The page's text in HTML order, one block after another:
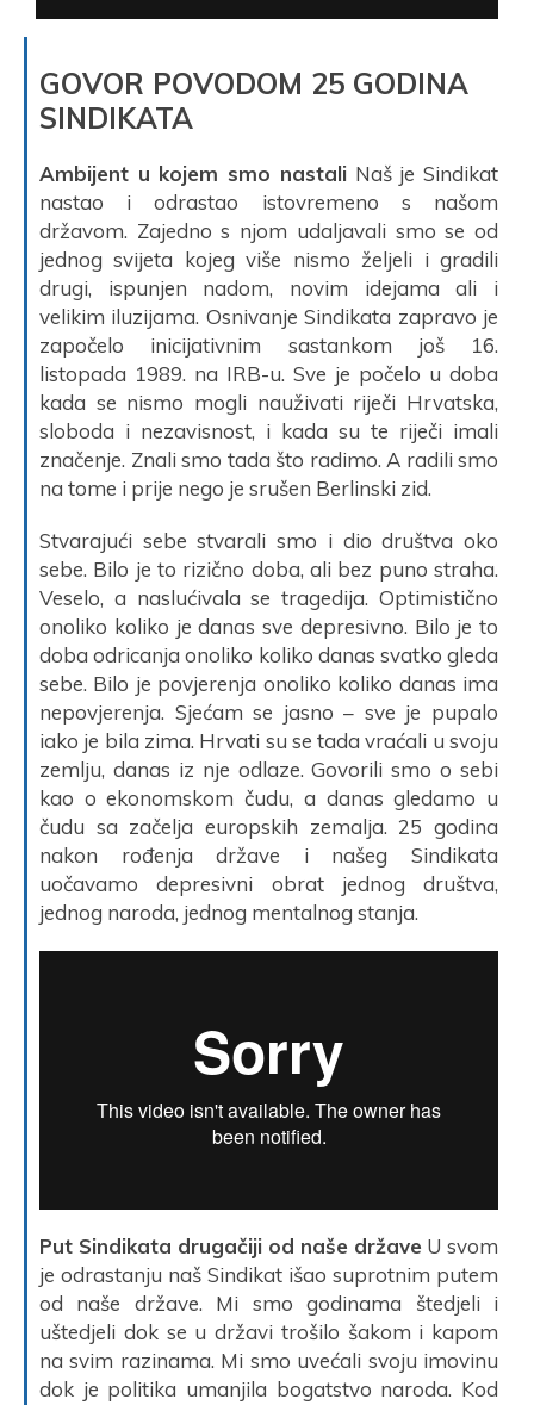
GOVOR POVODOM 25 GODINA
SINDIKATA
Ambijent u kojem smo nastaliNaš je Sindikat
nastao i odrastao istovremeno s našom
državom. Zajedno s njom udaljavali smo se od
jednog svijeta kojeg više nismo željeli i gradili
drugi, ispunjen nadom, novim idejama ali i
velikim iluzijama. Osnivanje Sindikata zapravo je
započelo inicijativnim sastankom još 16.
listopada 1989. na IRB-u. Sve je počelo u doba
kada se nismo mogli nauživati riječi Hrvatska,
sloboda i nezavisnost, i kada su te riječi imali
značenje. Znali smo tada što radimo. A radili smo
na tome i prije nego je srušen Berlinski zid.
Stvarajući sebe stvarali smo i dio društva oko
sebe. Bilo je to rizično doba, ali bez puno straha.
Veselo, a naslućivala se tragedija. Optimistično
onoliko koliko je danas sve depresivno. Bilo je to
doba odricanja onoliko koliko danas svatko gleda
sebe. Bilo je povjerenja onoliko koliko danas ima
nepovjerenja. Sjećam se jasno – sve je pupalo
iako je bila zima. Hrvati su se tada vraćali u svoju
zemlju, danas iz nje odlaze. Govorili smo o sebi
kao o ekonomskom čudu, a danas gledamo u
čudu sa začelja europskih zemalja. 25 godina
nakon rođenja države i našeg Sindikata
uočavamo depresivni obrat jednog društva,
jednog naroda, jednog mentalnog stanja.
Put Sindikata drugačiji od naše države U svom
je odrastanju naš Sindikat išao suprotnim putem
od naše države. Mi smo godinama štedjeli i
uštedjeli dok se u državi trošilo šakom i kapom
na svim razinama. Mi smo uvećali svoju imovinu
dok je politika umanjila bogatstvo naroda. Kod